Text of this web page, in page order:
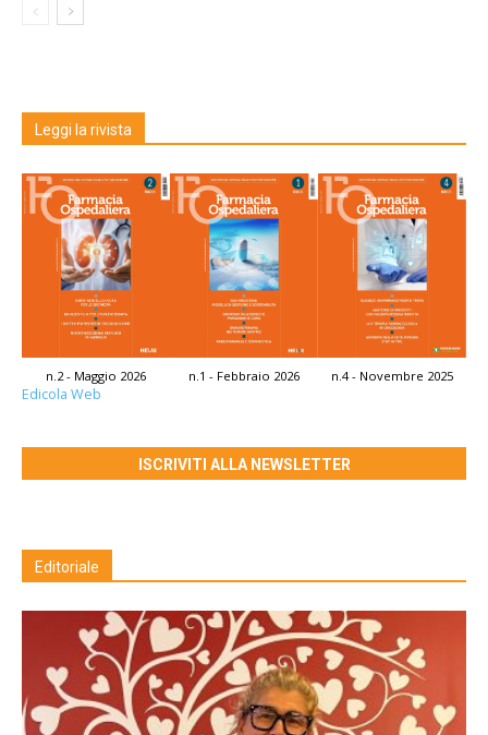
Leggi la rivista
n.2 - Maggio 2026 n.1 - Febbraio 2026 n.4 - Novembre 2025
Edicola Web
ISCRIVITI ALLA NEWSLETTER
Editoriale